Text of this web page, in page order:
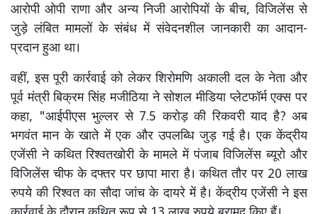
आरोपी ओपी राणा और अन्य निजी आरोपियों के बीच, विजिलेंस से
जुड़े लंबित मामलों के संबंध में संवेदनशील जानकारी का आदान-
प्रदान हुआ था।
वहीं, इस पूरी कार्रवाई को लेकर शिरोमणि अकाली दल के नेता और
पूर्व मंत्री बिक्रम सिंह मजीठिया ने सोशल मीडिया प्लेटफॉर्म एक्स पर
कहा, "आईपीएस भुल्लर से 7.5 करोड़ की रिकवरी याद है? अब
भगवंत मान के खाते में एक और उपलब्धि जुड़ गई है। एक केंद्रीय
एजेंसी ने कथित रिश्वतखोरी के मामले में पंजाब विजिलेंस ब्यूरो और
विजिलेंस चीफ के दफ्तर पर छापा मारा है। कथित तौर पर 20 लाख
रुपये की रिश्वत का सौदा जांच के दायरे में है। केंद्रीय एजेंसी ने इस